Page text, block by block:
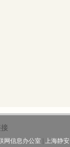
网信息办公室 上海静安